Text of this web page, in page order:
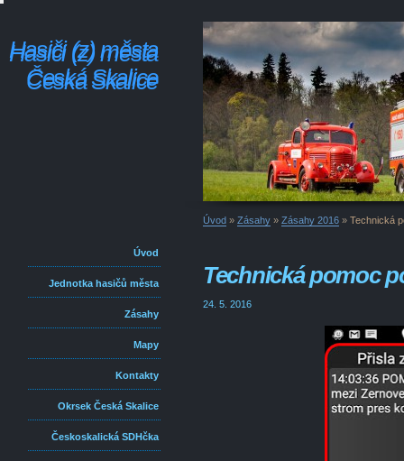
Hasiči (z) města
Česká Skalice
Hasiči (z) města
Česká Skalice
Úvod
Jednotka hasičů města
Zásahy
Mapy
Kontakty
Okrsek Česká Skalice
Českoskalická SDHčka
Úvod » Zásahy » Zásahy 2016 » Technická
Technická pomoc
24. 5. 2016